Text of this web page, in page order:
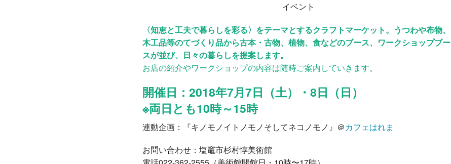
イベント
〈知恵と工夫で暮らしを彩る〉をテーマとするクラフトマーケット。うつわや布物、
木工品等のてづくり品から古本・古物、植物、食などのブース、ワークショップブー
スが並び、日々の暮らしを提案します。
お店の紹介やワークショップの内容は随時ご案内していきます。
開催日：2018年7月7日（土）・8日（日）
※両日とも10時～15時
連動企画：『キノモノイトノモノそしてネコノモノ』＠カフェはれま
お問い合わせ：塩竈市杉村惇美術館